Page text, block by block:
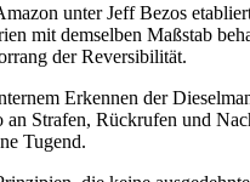
unter Jeff Bezos
mit demselben Maßstab
der Reversibilität.
Erkennen der
Strafen, Rückrufen und
Tugend.